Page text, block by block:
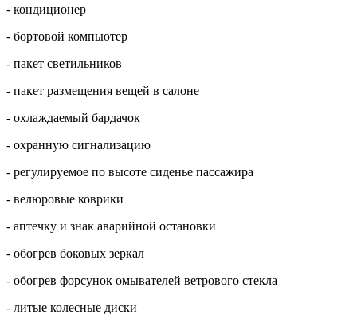
- кондиционер
- бортовой компьютер
- пакет светильников
- пакет размещения вещей в салоне
- охлаждаемый бардачок
- охранную сигнализацию
- регулируемое по высоте сиденье пассажира
- велюровые коврики
- аптечку и знак аварийной остановки
- обогрев боковых зеркал
- обогрев форсунок омывателей ветрового стекла
- литые колесные диски